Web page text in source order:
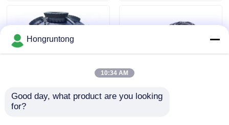
एक उद्धरण का अनुरोध करें
डॉक रबर फेंडर
फुलाए जाने योग्य रबर फेंडर
Hongruntong
10:34 AM
Good day, what product are you looking
for?